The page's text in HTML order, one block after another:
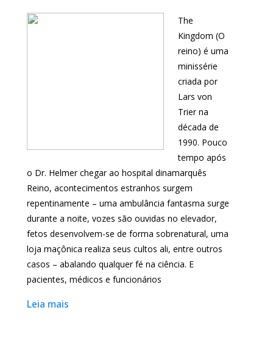
The
Kingdom (O
reino) é uma
minissérie
criada por
Lars von
Trier na
década de
1990. Pouco
tempo após
o Dr. Helmer chegar ao hospital dinamarquês
Reino, acontecimentos estranhos surgem
repentinamente – uma ambulância fantasma surge
durante a noite, vozes são ouvidas no elevador,
fetos desenvolvem-se de forma sobrenatural, uma
loja maçônica realiza seus cultos ali, entre outros
casos – abalando qualquer fé na ciência. E
pacientes, médicos e funcionários
Leia mais